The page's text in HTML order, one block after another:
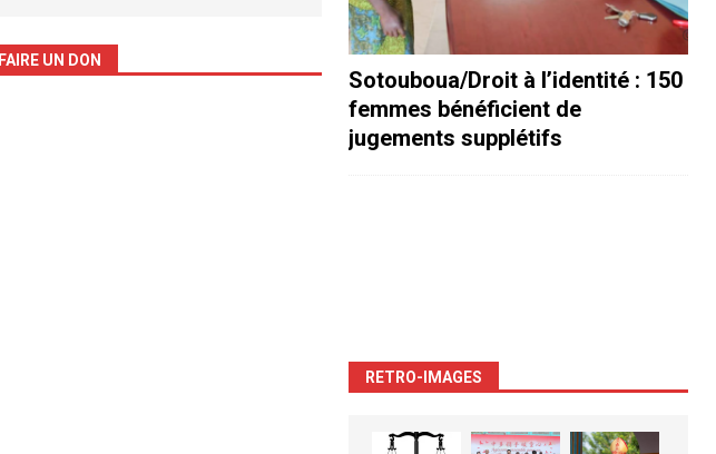
FAIRE UN DON
Sotouboua/Droit à l’identité : 150
femmes bénéficient de
jugements supplétifs
RETRO-IMAGES